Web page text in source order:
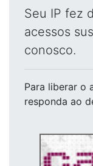
Seu IP fez
acessos
conosco.
Para liberar o
responda ao